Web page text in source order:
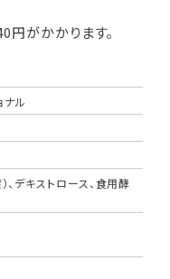
がかかります。
ル
、デキストロース、食用酵